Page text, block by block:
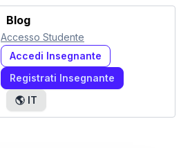
Blog
Accesso Studente
Accedi Insegnante
Registrati Insegnante
🌎 IT